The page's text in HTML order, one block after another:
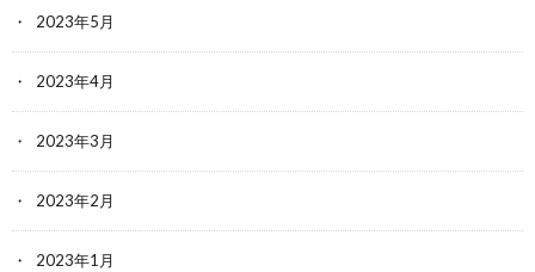
2023年5月
2023年4月
2023年3月
2023年2月
2023年1月